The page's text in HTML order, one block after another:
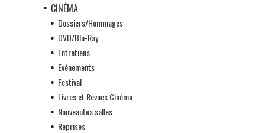
CINÉMA
Dossiers/Hommages
DVD/Blu-Ray
Entretiens
Evénements
Festival
Livres et Revues Cinéma
Nouveautés salles
Reprises